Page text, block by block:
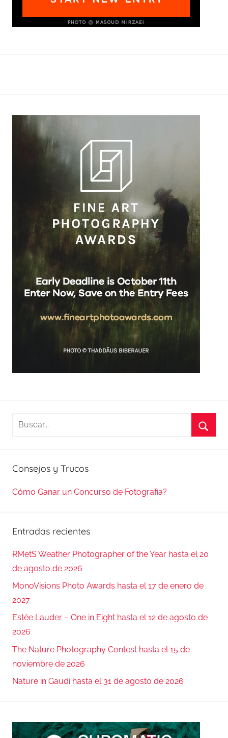
Buscar:
Consejos y Trucos
Cómo Ganar un Concurso de Fotografía?
Entradas recientes
RMetS Weather Photographer of the Year hasta el 20
de agosto de 2026
MonoVisions Photo Awards hasta el 17 de enero de
2027
Estée Lauder – One in Eight hasta el 12 de agosto de
2026
The Nature Photography Contest hasta el 15 de
noviembre de 2026
Nature in Gaudí hasta el 31 de agosto de 2026